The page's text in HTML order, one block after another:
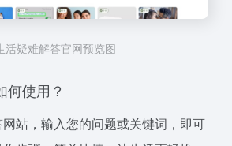
活疑难解答官网预览图
何使用？
站，输入您的问题或关键词，即可